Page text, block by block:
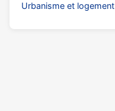
Urbanisme et logement